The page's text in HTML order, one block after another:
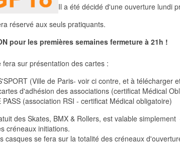
Il a été décidé d'une ouverture lundi
réservé aux seuls pratiquants.
pour les premières semaines fermeture à 21h !
fera sur présentation des cartes :
(Ville de Paris- voir ci contre, et à télécharger
d'adhésion des associations (certificat Médical
PASS (association RSI - certificat Médical obligatoire)
des Skates, BMX & Rollers, est valable
créneaux initiations.
casques se fera sur la totalité des créneaux